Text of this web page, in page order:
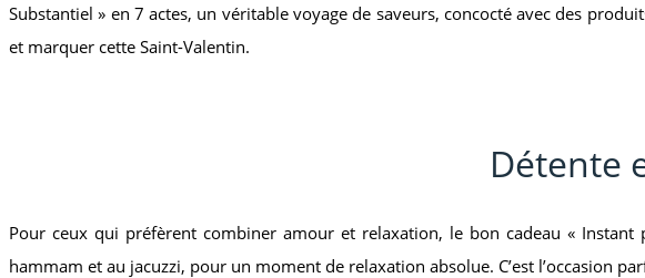
Substantiel » en 7 actes, un véritable voyage de saveurs, concocté avec des
et marquer cette Saint-Valentin.
Détente
Pour ceux qui préfèrent combiner amour et relaxation, le bon cadeau « Instant
hammam et au jacuzzi, pour un moment de relaxation absolue. C’est l’occasion